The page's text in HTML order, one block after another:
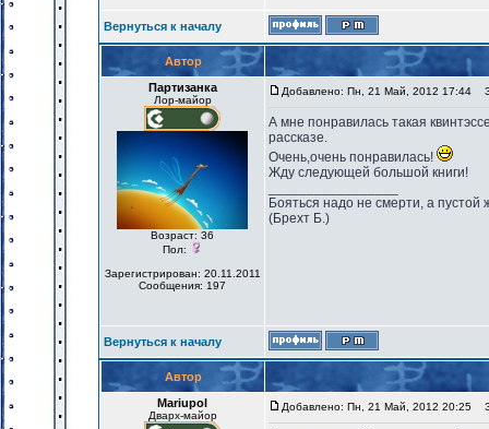
Вернуться к началу
Автор
Партизанка
Лор-майор
Возраст: 36
Пол:
Зарегистрирован: 20.11.2011
Сообщения: 197
Добавлено: Пн, 21 Май, 2012 17:44
А мне понравилась такая
рассказе.
Очень,очень понравилась!
Жду следующей большой книги!
Бояться надо не смерти, а пустой
(Брехт Б.)
Вернуться к началу
Автор
Mariupol
Дварх-майор
Добавлено: Пн, 21 Май, 2012 20:25